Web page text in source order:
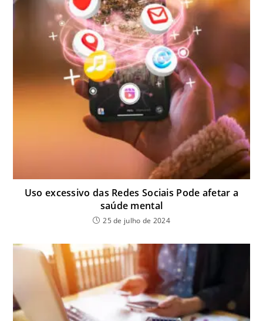
Uso excessivo das Redes Sociais Pode afetar a
saúde mental
25 de julho de 2024